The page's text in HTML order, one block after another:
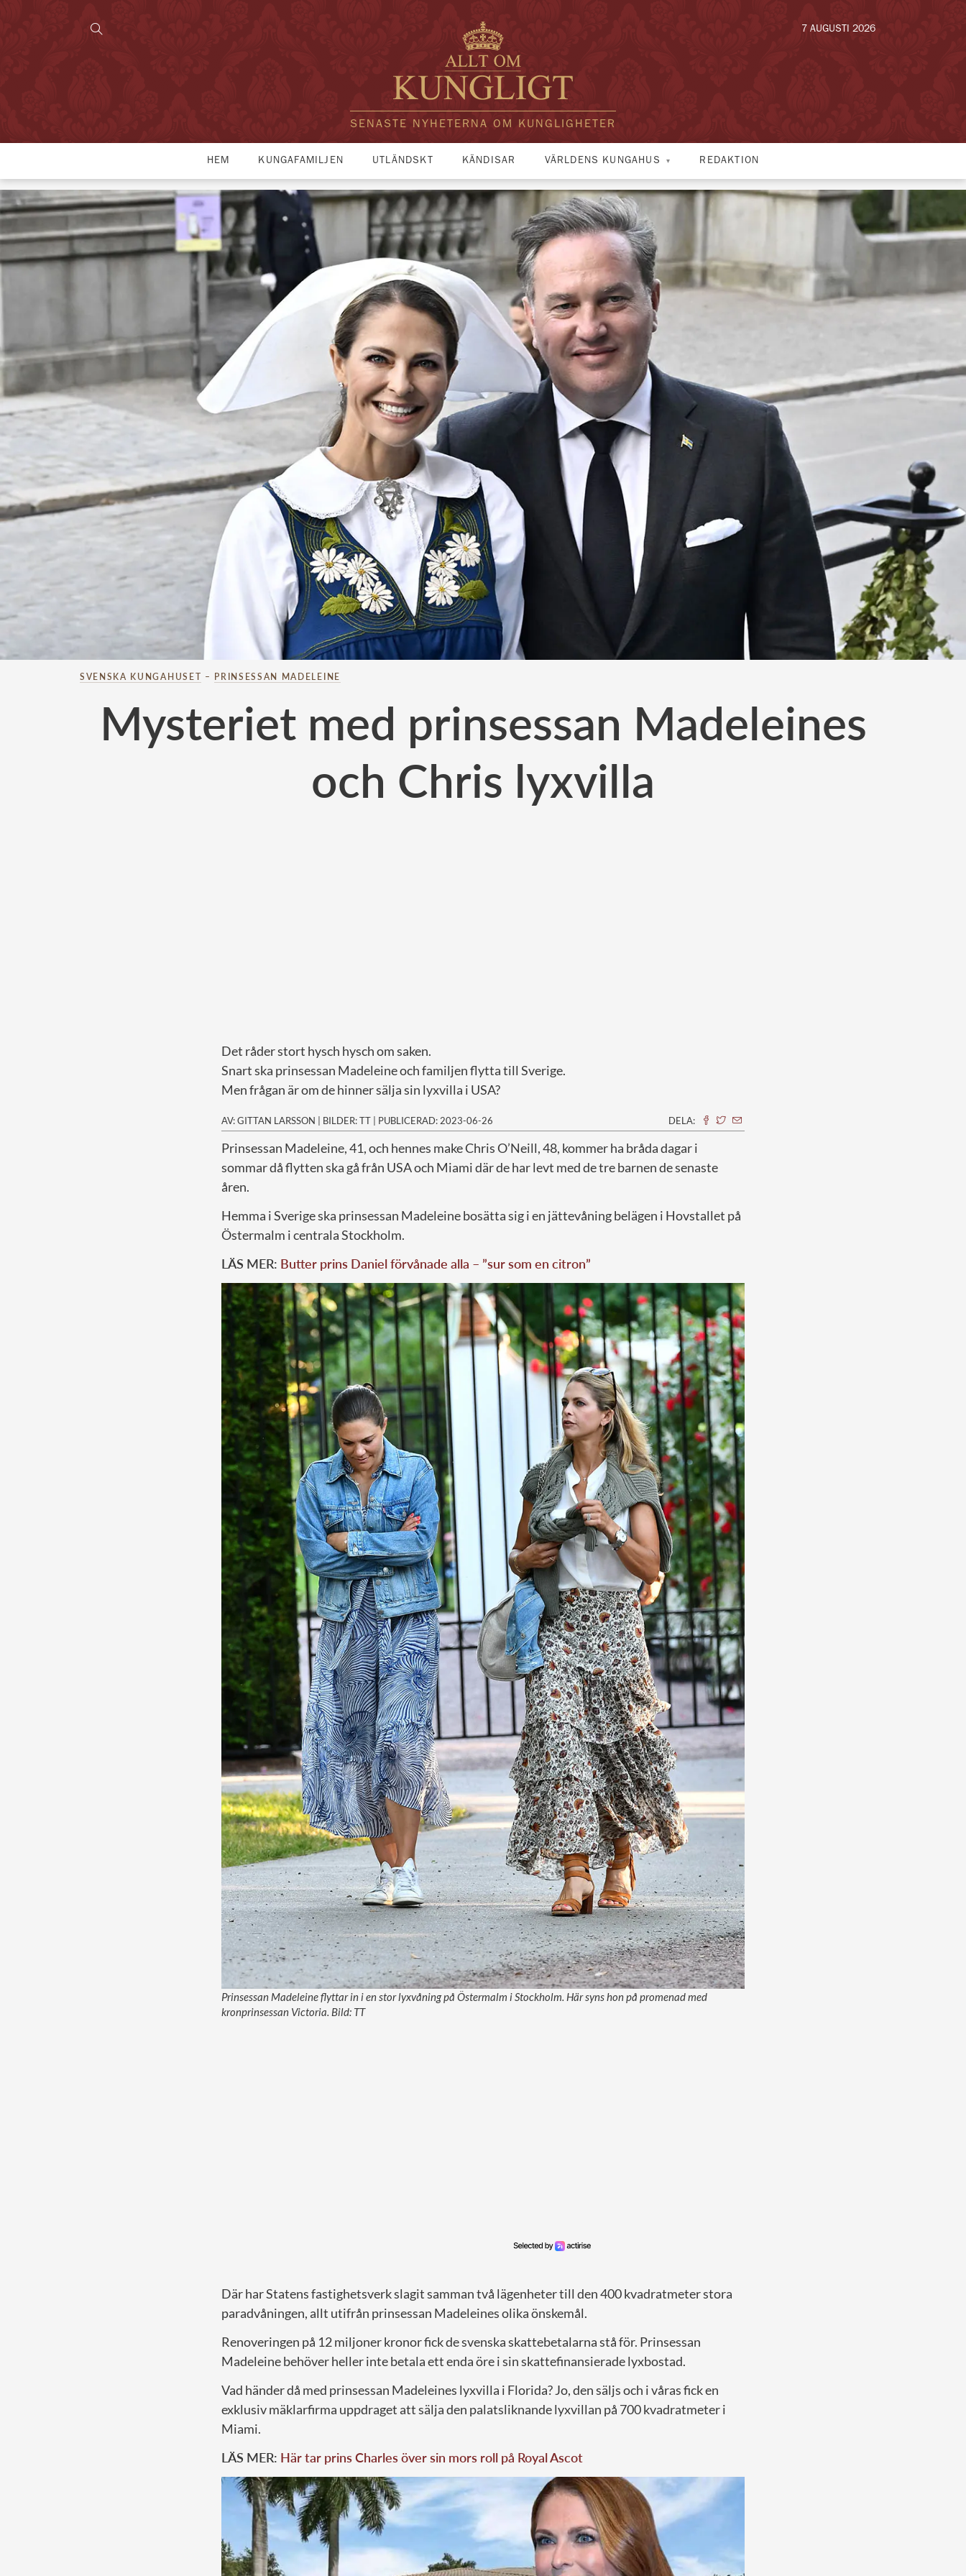
SENASTE NYHETERNA OM KUNGLIGHETER
7 AUGUSTI 2026
HEM KUNGAFAMILJEN UTLÄNDSKT KÄNDISAR VÄRLDENS KUNGAHUS REDAKTION
SVENSKA KUNGAHUSET – PRINSESSAN MADELEINE
Mysteriet med prinsessan Madeleines
och Chris lyxvilla
Det råder stort hysch hysch om saken.
Snart ska prinsessan Madeleine och familjen flytta till Sverige.
Men frågan är om de hinner sälja sin lyxvilla i USA?
AV: GITTAN LARSSON | BILDER: TT | PUBLICERAD: 2023-06-26 DELA:
Prinsessan Madeleine, 41, och hennes make Chris O’Neill, 48, kommer ha bråda dagar i
sommar då flytten ska gå från USA och Miami där de har levt med de tre barnen de senaste
åren.
Hemma i Sverige ska prinsessan Madeleine bosätta sig i en jättevåning belägen i Hovstallet på
Östermalm i centrala Stockholm.
LÄS MER: Butter prins Daniel förvånade alla – ”sur som en citron”
Prinsessan Madeleine flyttar in i en stor lyxvåning på Östermalm i Stockholm. Här syns hon på promenad med
kronprinsessan Victoria. Bild: TT
Där har Statens fastighetsverk slagit samman två lägenheter till den 400 kvadratmeter stora
paradvåningen, allt utifrån prinsessan Madeleines olika önskemål.
Renoveringen på 12 miljoner kronor fick de svenska skattebetalarna stå för. Prinsessan
Madeleine behöver heller inte betala ett enda öre i sin skattefinansierade lyxbostad.
Vad händer då med prinsessan Madeleines lyxvilla i Florida? Jo, den säljs och i våras fick en
exklusiv mäklarfirma uppdraget att sälja den palatsliknande lyxvillan på 700 kvadratmeter i
Miami.
LÄS MER: Här tar prins Charles över sin mors roll på Royal Ascot